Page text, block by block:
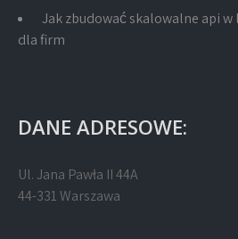
Jak zbudować skalowalne api
dla firm
DANE ADRESOWE:
Ul. Jana Pawła II 44A
44-331 Warszawa